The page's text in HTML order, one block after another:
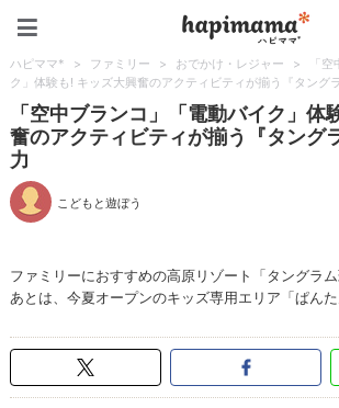
ハピママ* > ファミリー > おでかけ・レジャー >
「
ク」体験も! キッズ大興奮のアクティビティが揃う『タング
「空中ブランコ」「電動バイク」体
奮のアクティビティが揃う『タング
力
こどもと遊ぼう
ファミリーにおすすめの高原リゾート「タングラ
あとは、今夏オープンのキッズ専用エリア「ぱん